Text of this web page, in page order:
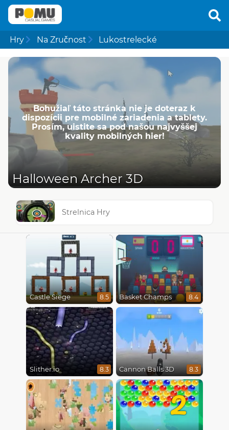
Hry Na Zručnost Lukostrelecké
Bohužiaľ táto stránka nie je doteraz k
dispozícii pre mobilné zariadenia a tablety.
Prosím, uistite sa pod našou najvyššej
kvality mobilných hier!
Halloween Archer 3D
Strelnica Hry
Castle Siege 8.5 Basket Champs 8.4
Slither.io 8.3 Cannon Balls 3D 8.3
2